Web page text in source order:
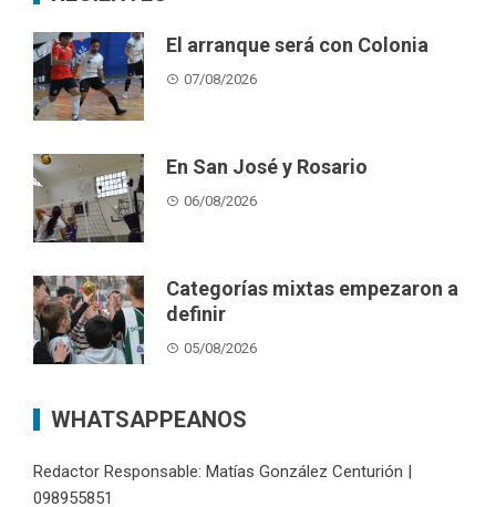
El arranque será con Colonia
07/08/2026
En San José y Rosario
06/08/2026
Categorías mixtas empezaron a
definir
05/08/2026
WHATSAPPEANOS
Redactor Responsable: Matías González Centurión |
098955851